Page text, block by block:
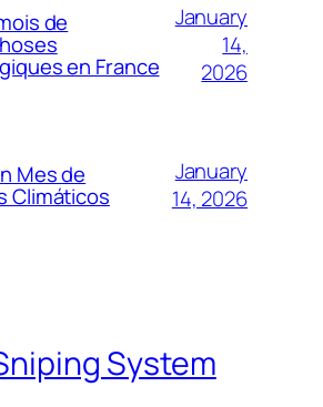
de
en France
January
14,
2026
Mes de
Climáticos
January
14, 2026
System